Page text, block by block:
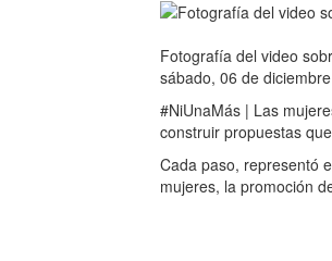
Fotografía del video
sábado, 06 de
#NiUnaMás | Las
construir propuestas
Cada paso, representó
mujeres, la promoción